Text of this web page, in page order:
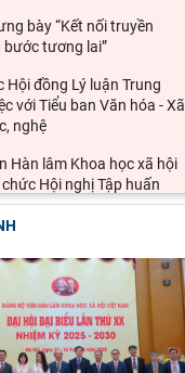
bày “Kết nối truyền
tương lai”
đồng Lý luận Trung
với Tiểu ban Văn hóa - Xã
nghệ
Hàn lâm Khoa học xã hội
Hội nghị Tập huấn
tác kiểm
ninh chuỗi cung ứng và
hành của các học giả
và khả năng ứng dụng vào
lịch cộng